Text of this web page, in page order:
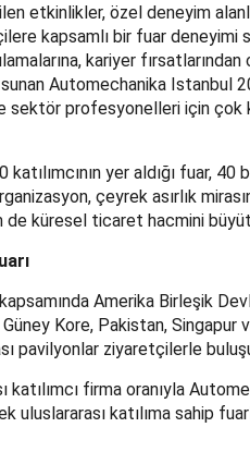
etkinlikler, özel deneyim
kapsamlı bir fuar deneyimi
kariyer fırsatlarından
Automechanika Istanbul
sektör profesyonelleri için çok
katılımcının yer aldığı fuar,
çeyrek asırlık
küresel ticaret hacmini
Amerika Birleşik
Kore, Pakistan, Singapur
pavilyonlar ziyaretçilerle
katılımcı firma oranıyla
uluslararası katılıma sahip